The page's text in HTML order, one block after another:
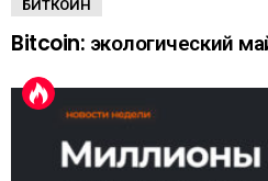
БИТКОИН
Bitcoin: экологический